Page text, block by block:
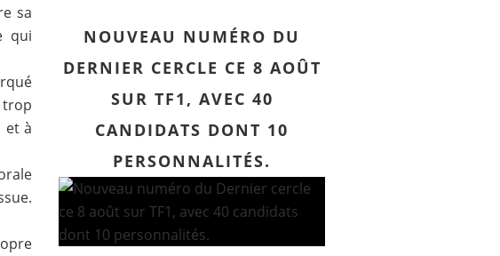
sa
qui
trop
et à
NOUVEAU NUMÉRO DU
DERNIER CERCLE CE 8 AOÛT
SUR TF1, AVEC 40
CANDIDATS DONT 10
PERSONNALITÉS.